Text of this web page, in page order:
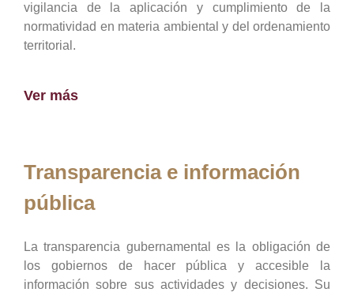
vigilancia de la aplicación y cumplimiento de la
normatividad en materia ambiental y del ordenamiento
territorial.
Ver más
Transparencia e información
pública
La transparencia gubernamental es la obligación de
los gobiernos de hacer pública y accesible la
información sobre sus actividades y decisiones. Su